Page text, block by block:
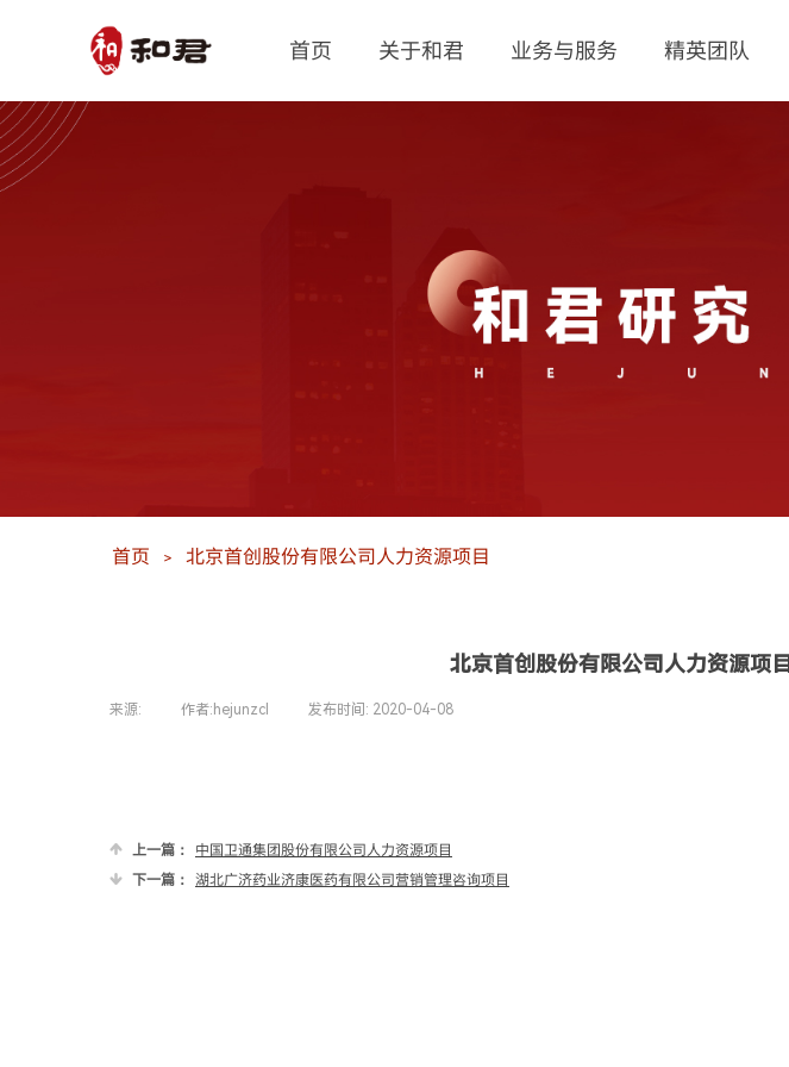
首页 关于和君 业务与服务 精英团队
首页 ＞ 北京首创股份有限公司人力资源项目
北京首创股份有限公司人力资源项目
来源: 作者: hejunzcl 发布时间: 2020-04-08
上一篇： 中国卫通集团股份有限公司人力资源项目
下一篇： 湖北广济药业济康医药有限公司营销管理咨询项目